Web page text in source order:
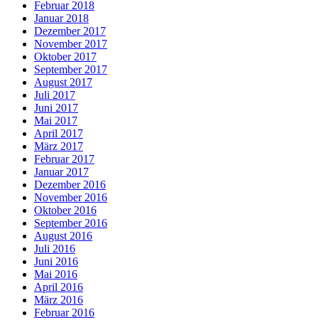
Februar 2018
Januar 2018
Dezember 2017
November 2017
Oktober 2017
September 2017
August 2017
Juli 2017
Juni 2017
Mai 2017
April 2017
März 2017
Februar 2017
Januar 2017
Dezember 2016
November 2016
Oktober 2016
September 2016
August 2016
Juli 2016
Juni 2016
Mai 2016
April 2016
März 2016
Februar 2016